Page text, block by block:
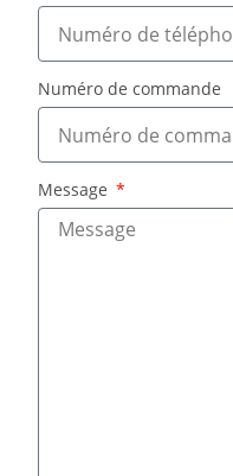
Numéro de commande
Message